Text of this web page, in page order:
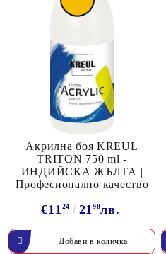
Акрилна боя KREUL
TRITON 750 ml -
ИНДИЙСКА ЖЪЛТА |
Професионално качество
€11 24 2198лв.